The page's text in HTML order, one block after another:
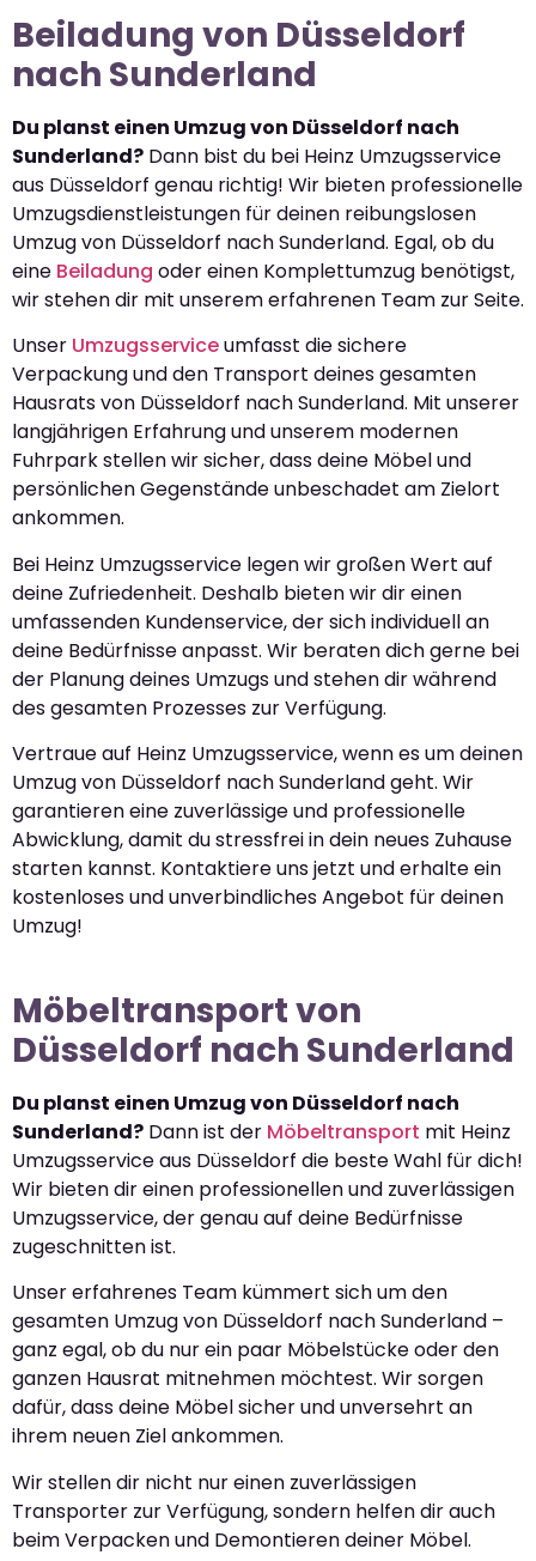
Beiladung von Düsseldorf
nach Sunderland
Du planst einen Umzug von Düsseldorf nach
Sunderland? Dann bist du bei Heinz Umzugsservice
aus Düsseldorf genau richtig! Wir bieten professionelle
Umzugsdienstleistungen für deinen reibungslosen
Umzug von Düsseldorf nach Sunderland. Egal, ob du
eine Beiladung oder einen Komplettumzug benötigst,
wir stehen dir mit unserem erfahrenen Team zur Seite.
Unser Umzugsserviceumfasst die sichere
Verpackung und den Transport deines gesamten
Hausrats von Düsseldorf nach Sunderland. Mit unserer
langjährigen Erfahrung und unserem modernen
Fuhrpark stellen wir sicher, dass deine Möbel und
persönlichen Gegenstände unbeschadet am Zielort
ankommen.
Bei Heinz Umzugsservice legen wir großen Wert auf
deine Zufriedenheit. Deshalb bieten wir dir einen
umfassenden Kundenservice, der sich individuell an
deine Bedürfnisse anpasst. Wir beraten dich gerne bei
der Planung deines Umzugs und stehen dir während
des gesamten Prozesses zur Verfügung.
Vertraue auf Heinz Umzugsservice, wenn es um deinen
Umzug von Düsseldorf nach Sunderland geht. Wir
garantieren eine zuverlässige und professionelle
Abwicklung, damit du stressfrei in dein neues Zuhause
starten kannst. Kontaktiere uns jetzt und erhalte ein
kostenloses und unverbindliches Angebot für deinen
Umzug!
Möbeltransport von
Düsseldorf nach Sunderland
Du planst einen Umzug von Düsseldorf nach
Sunderland? Dann ist der Möbeltransport mit Heinz
Umzugsservice aus Düsseldorf die beste Wahl für dich!
Wir bieten dir einen professionellen und zuverlässigen
Umzugsservice, der genau auf deine Bedürfnisse
zugeschnitten ist.
Unser erfahrenes Team kümmert sich um den
gesamten Umzug von Düsseldorf nach Sunderland –
ganz egal, ob du nur ein paar Möbelstücke oder den
ganzen Hausrat mitnehmen möchtest. Wir sorgen
dafür, dass deine Möbel sicher und unversehrt an
ihrem neuen Ziel ankommen.
Wir stellen dir nicht nur einen zuverlässigen
Transporter zur Verfügung, sondern helfen dir auch
beim Verpacken und Demontieren deiner Möbel.